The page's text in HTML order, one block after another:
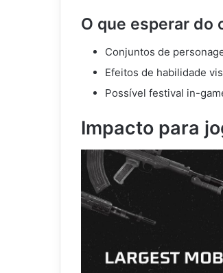
O que esperar do
Conjuntos de
Efeitos de habilidade
Possível festival in-
Impacto para